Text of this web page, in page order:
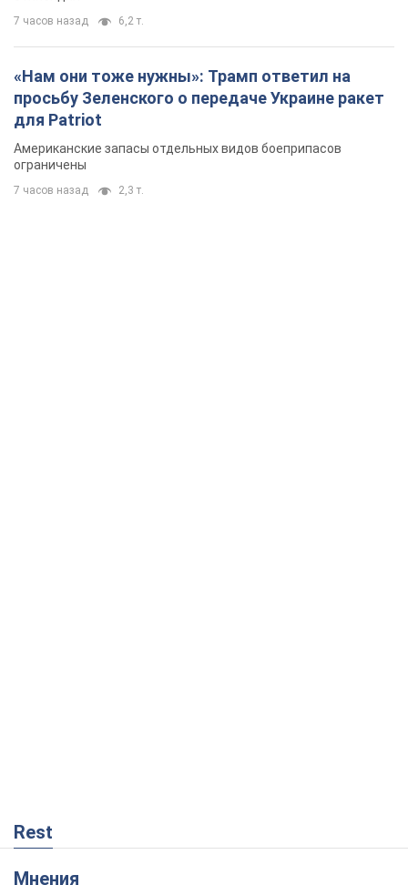
На чьей стороне истории выступает
Дональд Трамп?